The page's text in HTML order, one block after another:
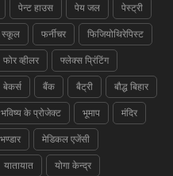
पेन्ट हाउस पेय जल पेस्ट्री
स्कूल फर्नीचर फिजियोथिरेपिस्ट
फोर व्हीलर फ्लेक्स प्रिंटिंग
बेकर्स बैंक बैट्री बौद्ध बिहार
भविष्य के प्रोजेक्ट भूमाप मंदिर
मेडिकल एजेंसी
यातायात योगा केन्द्र